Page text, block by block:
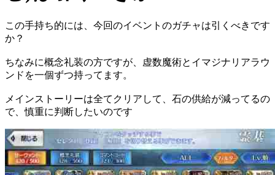
この手持ち的には、今回のイベントのガチャは引くべきです
か？
ちなみに概念礼装の方ですが、虚数魔術とイマジナリアラウ
ンドを一個ずつ持ってます。
メインストーリーは全てクリアして、石の供給が減ってるの
で、慎重に判断したいのです